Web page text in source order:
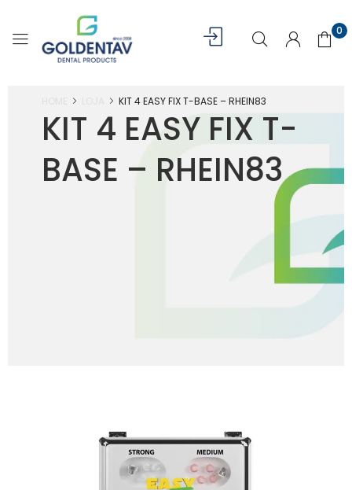
0
KIT 4 EASY FIX T-
BASE – RHEIN83
KIT 4 EASY FIX T-BASE – RHEIN83